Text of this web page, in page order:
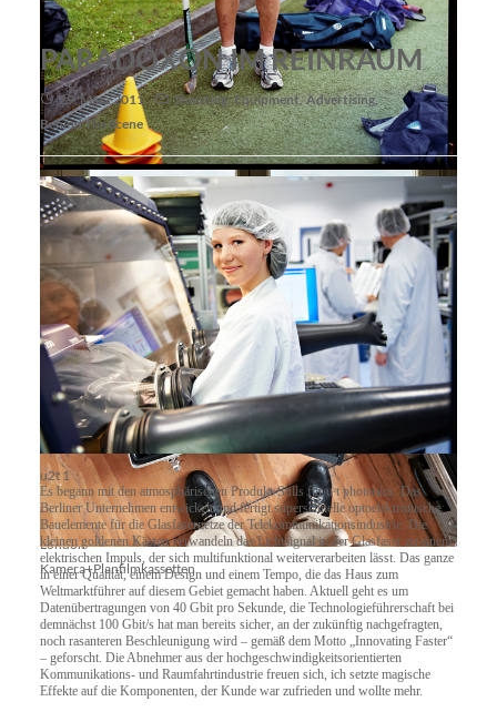
London
300 mm 1/60 sec. Bl. 8 1/2 Kodak Portra 400 NC
Hatte das Bedürfnis mal wieder mit der 8x10 Inch Kamera zu
arbeiten.
Kamera+Planfilmkassetten
PARADOXON IM REINRAUM
29. März 2011 Shooting, Equipment, Advertising,
Behind The Scene
u2t 1
Es begann mit den atmosphärischen Produkt-Stills für u2t photonics. Das
Berliner Unternehmen entwickelt und fertigt superschnelle optoelektronische
Bauelemente für die Glasfasernetze der Telekommunikationsindustrie. Die
kleinen goldenen Kästen verwandeln das Lichtsignal in der Glasfaser zu einem
elektrischen Impuls, der sich multifunktional weiterverarbeiten lässt. Das ganze
in einer Qualität, einem Design und einem Tempo, die das Haus zum
Weltmarktführer auf diesem Gebiet gemacht haben. Aktuell geht es um
Datenübertragungen von 40 Gbit pro Sekunde, die Technologieführerschaft bei
demnächst 100 Gbit/s hat man bereits sicher, an der zukünftig nachgefragten,
noch rasanteren Beschleunigung wird – gemäß dem Motto „Innovating Faster“
– geforscht. Die Abnehmer aus der hochgeschwindigkeitsorientierten
Kommunikations- und Raumfahrtindustrie freuen sich, ich setzte magische
Effekte auf die Komponenten, der Kunde war zufrieden und wollte mehr.